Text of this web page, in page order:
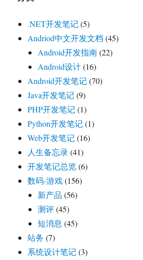
.NET开发笔记(5)
Andriod中文开发文档 (45)
Android开发指南(22)
Android设计(16)
Android开发笔记(70)
Java开发笔记(9)
PHP开发笔记(1)
Python开发笔记(1)
Web开发笔记(16)
人生备忘录(41)
开发笔记总览(6)
数码-游戏(156)
新产品 (56)
测评(45)
短消息 (45)
站务 (7)
系统设计笔记(3)